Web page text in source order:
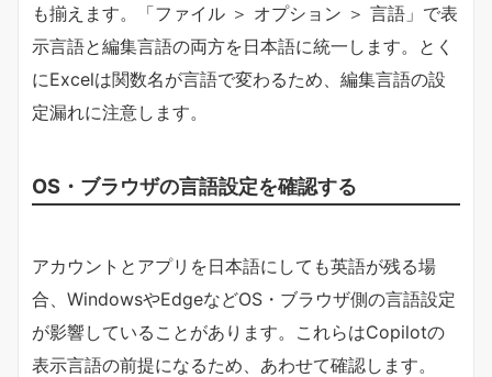
も揃えます。「ファイル ＞ オプション ＞ 言語」で表
示言語と編集言語の両方を日本語に統一します。とく
にExcelは関数名が言語で変わるため、編集言語の設
定漏れに注意します。
OS・ブラウザの言語設定を確認する
アカウントとアプリを日本語にしても英語が残る場
合、WindowsやEdgeなどOS・ブラウザ側の言語設定
が影響していることがあります。これらはCopilotの
表示言語の前提になるため、あわせて確認します。